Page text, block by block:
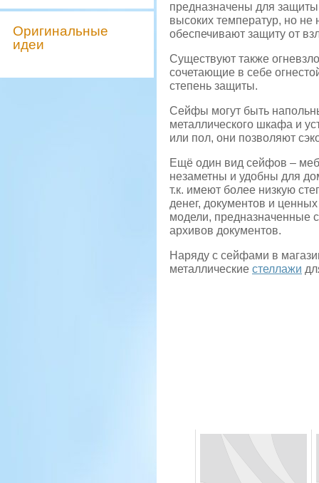
Оригинальные
идеи
предназначены для
высоких температур, но не
обеспечивают защиту от
Существуют также
сочетающие в себе
степень защиты.
Сейфы могут быть
металлического шкафа и
или пол, они позволяют
Ещё один вид сейфов –
незаметны и удобны для
т.к. имеют более низкую
денег, документов и
модели, предназначенные
архивов документов.
Наряду с сейфами в
металлические стеллажи